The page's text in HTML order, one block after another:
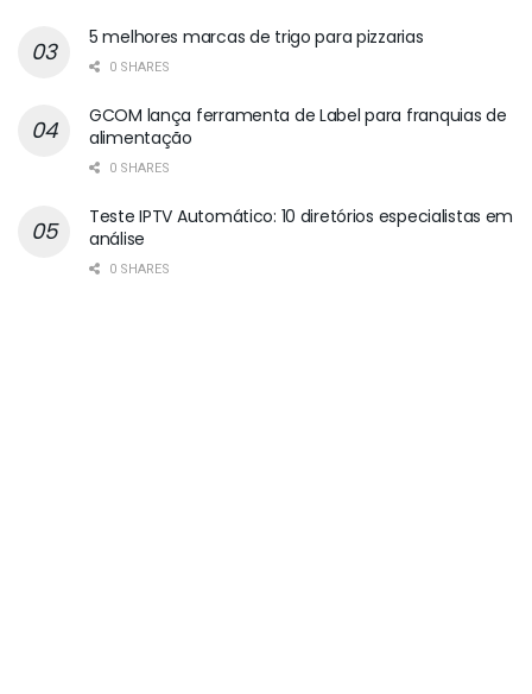
5 melhores marcas de trigo para pizzarias
0 SHARES
GCOM lança ferramenta de Label para franquias de
alimentação
0 SHARES
Teste IPTV Automático: 10 diretórios especialistas em
análise
0 SHARES